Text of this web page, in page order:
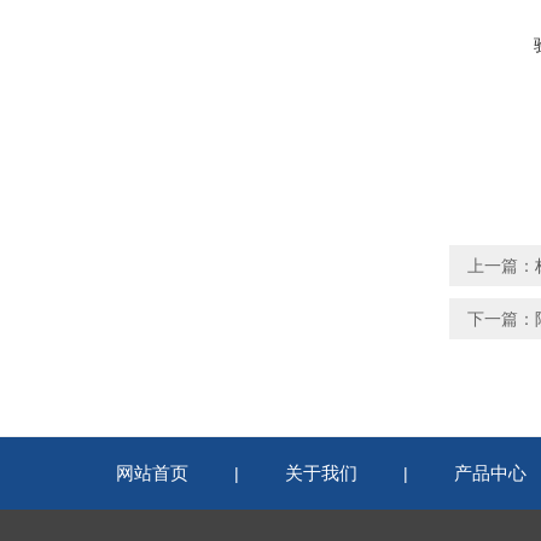
上一篇：
下一篇：
网站首页 | 关于我们 | 产品中心